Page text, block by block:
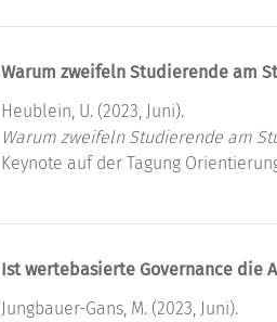
Warum zweifeln Studierende am
Heublein, U. (2023, Juni).
Warum zweifeln Studierende am
Keynote auf der Tagung
Ist wertebasierte Governance die
Jungbauer-Gans, M. (2023, Juni).